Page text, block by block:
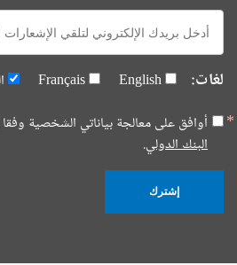
E-
mail:
لغات: English
Français
أوافق على معالجة بياناتي الشخصية وفقا
البنك الدولي.
إشترك